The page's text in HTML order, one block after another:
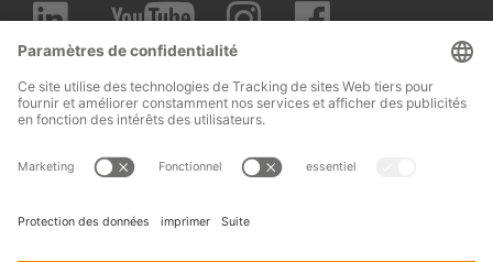
Conditions générales de vente de